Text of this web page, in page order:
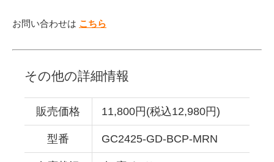
お問い合わせは こちら
その他の詳細情報
販売価格 11,800円(税込12,980円)
型番 GC2425-GD-BCP-MRN